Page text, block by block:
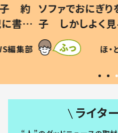
歳息
？」
編集部
小1から不登校、
ッド」だった 父
作り続ける理由
#令和の子
SNSで話題 ほ
ライタ